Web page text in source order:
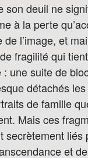
son deuil ne
à la perte
l’image, et
fragilité qui
une suite de
détachés
de famille
Mais ces
secrètement liés
et